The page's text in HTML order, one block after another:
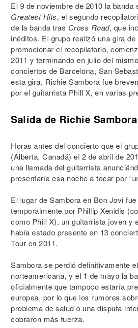
El 9 de noviembre de 2010 la banda
Greatest Hits, el segundo
de la banda tras Cross Road, que
inéditos. El grupo realizó una gira
promocionar el recopilatorio,
2011 y terminando en julio del
conciertos de Barcelona, San
esta gira, Richie Sambora fue
por el guitarrista Phill X, en varias
Salida de Richie Sambora
Horas antes del concierto que el
(Alberta, Canadá) el 2 de abril de
una llamada del guitarrista
presentaría esa noche a tocar por
El lugar de Sambora en Bon Jovi
temporalmente por Phillip Xenidis
como Phill X), un guitarrista joven y
había estado presente en 13
Tour en 2011.
Sambora se perdió definitivamente
norteamericana, y el 1 de mayo la
oficialmente que tampoco estaría
europea, por lo que los rumores
problema de salud o una disputa
cobraron más fuerza.